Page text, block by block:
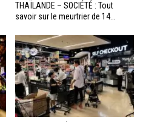
THAÏLANDE – SOCIÉTÉ : Tout
savoir sur le meurtrier de 14...